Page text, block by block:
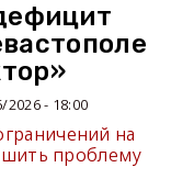
2026 - 18:00
на
проблему